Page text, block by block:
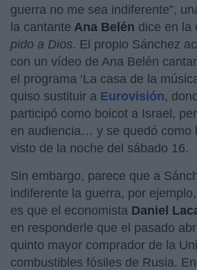
guerra no me sea indiferente”,
la cantante Ana Belén dice en la
pido a Dios. El propio Sánchez
con un vídeo de Ana Belén
el programa ‘La casa de la
quiso sustituir a Eurovisión,
participó como boicot a Israel,
en audiencia… y se quedó como
visto de la noche del sábado 16.
Sin embargo, parece que a
indiferente la guerra, por
es que el economista Daniel
en responderle que el pasado
quinto mayor comprador de la
combustibles fósiles de Rusia.